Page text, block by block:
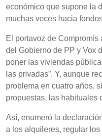
económico que supone la
muchas veces hacia
El portavoz de Compromís
del Gobierno de PP y Vox
poner las viviendas
las privadas”. Y, aunque
problema en cuatro años,
propuestas, las habituales
Así, enumeró la
a los alquileres, regular